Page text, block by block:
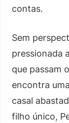
contas.
Sem
pressionada
que passam
encontra
casal
filho único,